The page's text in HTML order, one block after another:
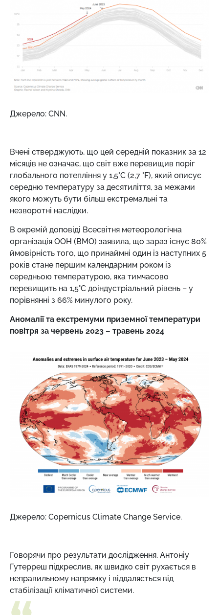
Джерело: CNN.
Вчені стверджують, що цей середній показник за 12
місяців не означає, що світ вже перевищив поріг
глобального потепління у 1,5°C (2,7 °F), який описує
середню температуру за десятиліття, за межами
якого можуть бути більш екстремальні та
незворотні наслідки.
В окремій доповіді Всесвітня метеорологічна
організація ООН (ВМО) заявила, що зараз існує 80%
ймовірність того, що принаймні один із наступних 5
років стане першим календарним роком із
середньою температурою, яка тимчасово
перевищить на 1,5°C доіндустріальний рівень – у
порівнянні з 66% минулого року.
Аномалії та екстремуми приземної температури
повітря за червень 2023 – травень 2024
Джерело: Copernicus Climate Change Service.
Говорячи про результати дослідження, Антоніу
Гутерреш підкреслив, як швидко світ рухається в
неправильному напрямку і віддаляється від
стабілізації кліматичної системи.